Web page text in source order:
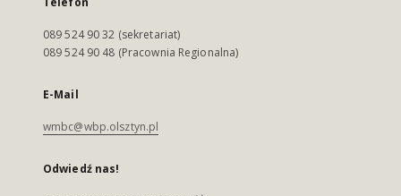
089 524 90 32 (sekretariat)
089 524 90 48 (Pracownia Regionalna)
E-Mail
wmbc@wbp.olsztyn.pl
Odwiedź nas!